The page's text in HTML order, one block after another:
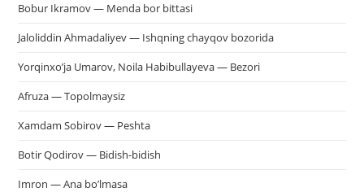
Bobur Ikramov — Menda bor bittasi
Jaloliddin Ahmadaliyev — Ishqning chayqov bozorida
Yorqinxo’ja Umarov, Noila Habibullayeva — Bezori
Afruza — Topolmaysiz
Xamdam Sobirov — Peshta
Botir Qodirov — Bidish-bidish
Imron — Ana bo’lmasa